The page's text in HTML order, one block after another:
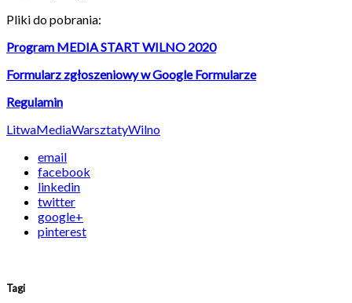
Pliki do pobrania:
Program MEDIA START WILNO 2020
Formularz zgłoszeniowy w Google Formularze
Regulamin
LitwaMediaWarsztatyWilno
email
facebook
linkedin
twitter
google+
pinterest
Tagi